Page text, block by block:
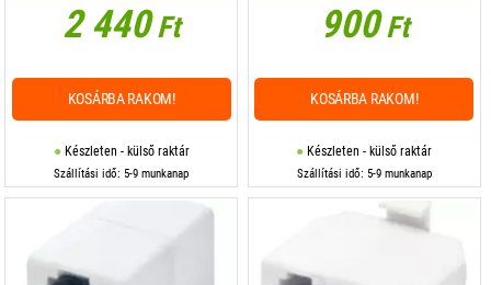
2 440Ft
Készleten - külső raktár
Szállítási idő: 5-9 munkanap
KOSÁRBA RAKOM!
900Ft
Készleten - külső raktár
Szállítási idő: 5-9 munkanap
KOSÁRBA RAKOM!